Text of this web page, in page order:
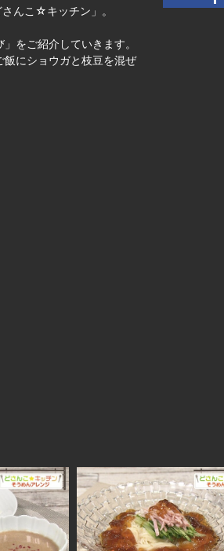
んこ☆キッチン」。
をご紹介していきます。
にショウガと枝豆を混ぜ